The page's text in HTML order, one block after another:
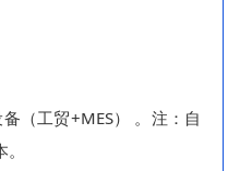
（工贸+MES） 。注：自